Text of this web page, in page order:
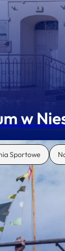
w
Sportowe